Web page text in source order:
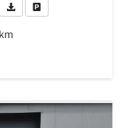
rufen Sie an
PDF-Datei, Fahrzeugexposé